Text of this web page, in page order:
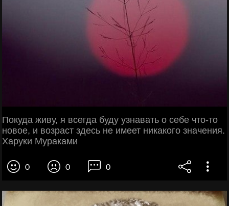
Покуда живу, я всегда буду узнавать о себе что-то
новое, и возраст здесь не имеет никакого значения.
Харуки Мураками
0 0 0